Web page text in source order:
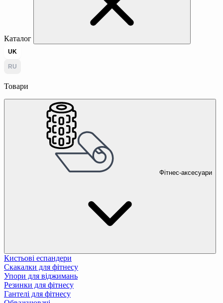
Каталог
UK
RU
Товари
Фітнес-аксесуари
Кистьові еспандери
Скакалки для фітнесу
Упори для віджимань
Резинки для фітнесу
Гантелі для фітнесу